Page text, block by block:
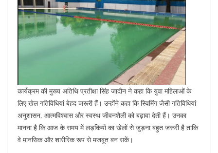
कार्यक्रम की मुख्य अतिथि प्रतीक्षा सिंह जादौन ने कहा कि युवा महिलाओं के
लिए खेल गतिविधियां बेहद जरूरी हैं। उन्होंने कहा कि स्विमिंग जैसी गतिविधियां
अनुशासन, आत्मविश्वास और स्वस्थ जीवनशैली को बढ़ावा देती हैं। उनका
मानना है कि आज के समय में लड़कियों का खेलों से जुड़ना बहुत जरूरी है ताकि
वे मानसिक और शारीरिक रूप से मजबूत बन सकें।